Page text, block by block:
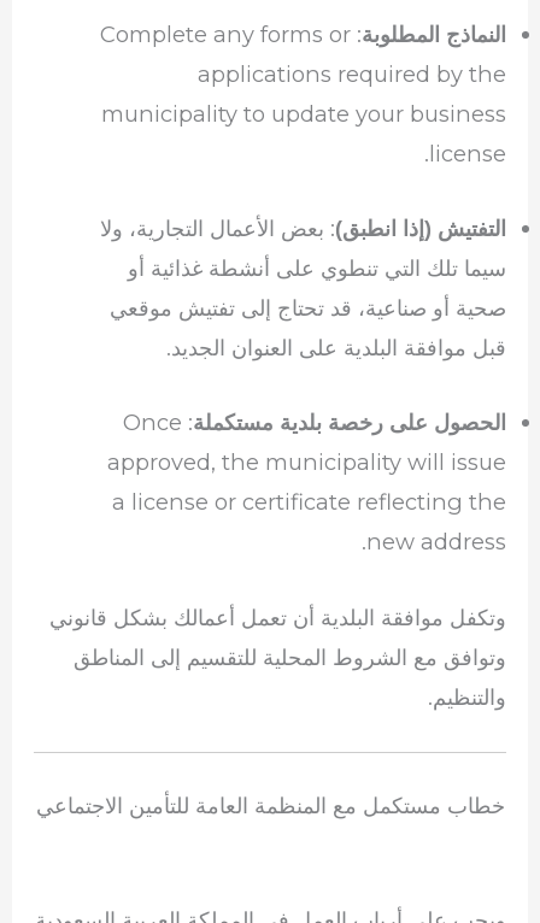
النماذج المطلوبة : Complete any forms or
applications required by the
municipality to update your business
license.
التفتيش (إذا انطبق): بعض الأعمال التجارية، ولا
سيما تلك التي تنطوي على أنشطة غذائية أو
صحية أو صناعية، قد تحتاج إلى تفتيش موقعي
قبل موافقة البلدية على العنوان الجديد.
الحصول على رخصة بلدية مستكملة : Once
approved, the municipality will issue
a license or certificate reflecting the
new address.
وتكفل موافقة البلدية أن تعمل أعمالك بشكل قانوني
وتوافق مع الشروط المحلية للتقسيم إلى المناطق
والتنظيم.
خطاب مستكمل مع المنظمة العامة للتأمين الاجتماعي